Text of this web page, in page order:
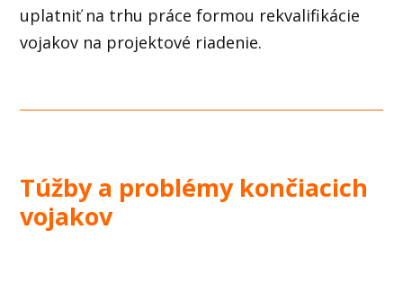
uplatniť na trhu práce formou rekvalifikácie
vojakov na projektové riadenie.
Túžby a problémy končiacich
vojakov